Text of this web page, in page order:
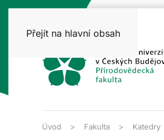
Přejít na hlavní obsah
Úvod Fakulta Katedry